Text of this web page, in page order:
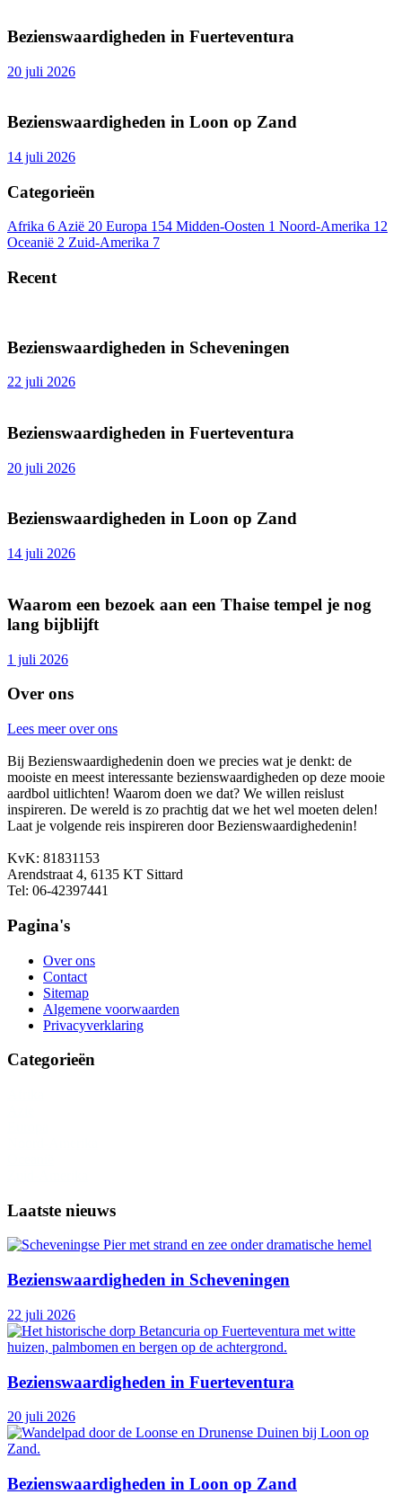
Bezienswaardigheden in Fuerteventura
20 juli 2026
Bezienswaardigheden in Loon op Zand
14 juli 2026
Categorieën
Afrika 6Azië 20 Europa 154 Midden-Oosten 1 Noord-Amerika 12
Oceanië 2 Zuid-Amerika 7
Recent
Bezienswaardigheden in Scheveningen
22 juli 2026
Bezienswaardigheden in Fuerteventura
20 juli 2026
Bezienswaardigheden in Loon op Zand
14 juli 2026
Waarom een bezoek aan een Thaise tempel je nog
lang bijblijft
1 juli 2026
Over ons
Lees meer over ons
Bij Bezienswaardighedenin doen we precies wat je denkt: de
mooiste en meest interessante bezienswaardigheden op deze mooie
aardbol uitlichten! Waarom doen we dat? We willen reislust
inspireren. De wereld is zo prachtig dat we het wel moeten delen!
Laat je volgende reis inspireren door Bezienswaardighedenin!
KvK: 81831153
Arendstraat 4, 6135 KT Sittard
Tel: 06-42397441
Pagina's
Over ons
Contact
Sitemap
Algemene voorwaarden
Privacyverklaring
Categorieën
Laatste nieuws
Bezienswaardigheden in Scheveningen
22 juli 2026
Bezienswaardigheden in Fuerteventura
20 juli 2026
Bezienswaardigheden in Loon op Zand